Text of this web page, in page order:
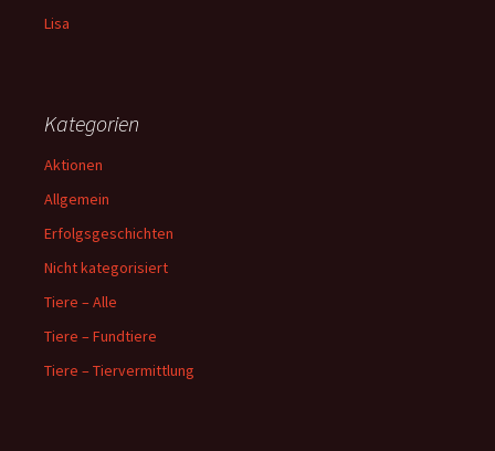
Lisa
Kategorien
Aktionen
Allgemein
Erfolgsgeschichten
Nicht kategorisiert
Tiere – Alle
Tiere – Fundtiere
Tiere – Tiervermittlung